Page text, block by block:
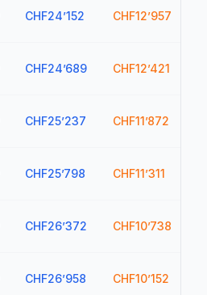
CHF24’152 CHF12’957
CHF24’689 CHF12’421
CHF25’237 CHF11’872
CHF25’798 CHF11’311
CHF26’372 CHF10’738
CHF26’958 CHF10’152